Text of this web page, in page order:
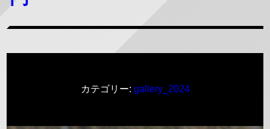
カテゴリー: gallery_2024